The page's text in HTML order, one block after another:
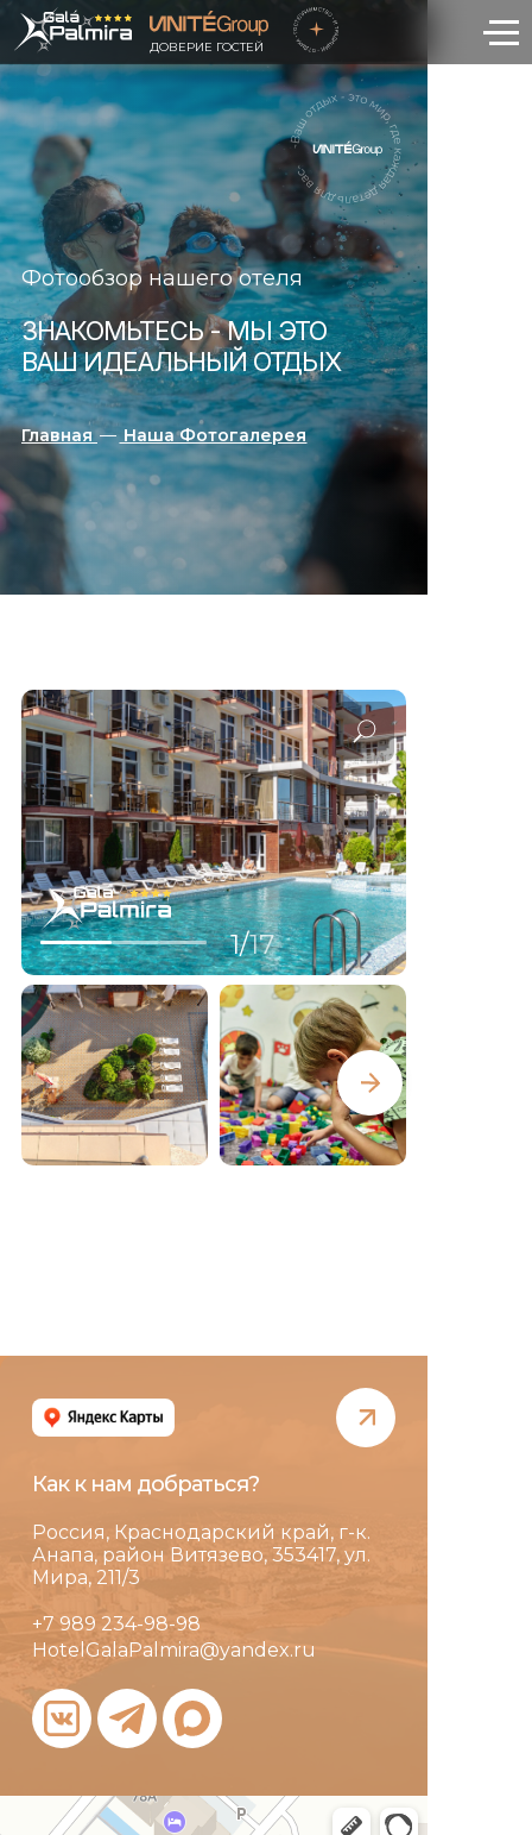
ДОВЕРИЕ ГОСТЕЙ
Фотообзор нашего отеля
ЗНАКОМЬТЕСЬ - МЫ ЭТО
ВАШ ИДЕАЛЬНЫЙ ОТДЫХ
Главная— Наша Фотогалерея
1/17
Как к нам добраться?
Россия, Краснодарский край, г-к.
Анапа, район Витязево, 353417, ул.
Мира, 211/3
+7 989 234-98-98
HotelGalaPalmira@yandex.ru